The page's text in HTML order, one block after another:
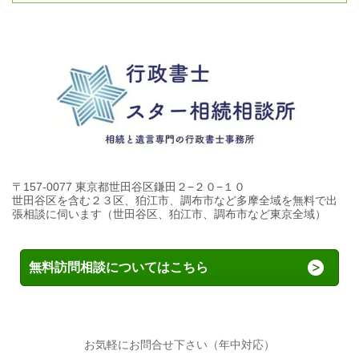
〒157-0077 東京都世田谷区鎌田２−２０−１０
世田谷区を含む２３区、狛江市、調布市など多摩全域を無料で出
張相談に伺います（世田谷区、狛江市、調布市など東京全域）
無料訪問相談についてはこちら
お気軽にお問合せ下さい（年中対応）